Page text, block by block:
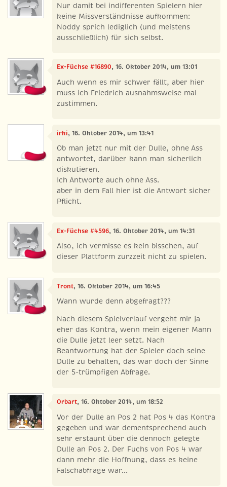
Nur damit bei indifferenten Spielern hier
keine Missverständnisse aufkommen:
Noddy sprich lediglich (und meistens
ausschließlich) für sich selbst.
Ex-Füchse #16890, 16. Oktober 2014, um 13:01
Auch wenn es mir schwer fällt, aber hier
muss ich Friedrich ausnahmsweise mal
zustimmen.
irki, 16. Oktober 2014, um 13:41
Ob man jetzt nur mit der Dulle, ohne Ass
antwortet, darüber kann man sicherlich
diskutieren.
Ich Antworte auch ohne Ass.
aber in dem Fall hier ist die Antwort sicher
Pflicht.
Ex-Füchse #4596, 16. Oktober 2014, um 14:31
Also, ich vermisse es kein bisschen, auf
dieser Plattform zurzzeit nicht zu spielen.
Tront, 16. Oktober 2014, um 16:45
Wann wurde denn abgefragt???
Nach diesem Spielverlauf vergeht mir ja
eher das Kontra, wenn mein eigener Mann
die Dulle jetzt leer setzt. Nach
Beantwortung hat der Spieler doch seine
Dulle zu behalten, das war doch der Sinne
der 5-trümpfigen Abfrage.
Orbart, 16. Oktober 2014, um 18:52
Vor der Dulle an Pos 2 hat Pos 4 das Kontra
gegeben und war dementsprechend auch
sehr erstaunt über die dennoch gelegte
Dulle an Pos 2. Der Fuchs von Pos 4 war
dann mehr die Hoffnung, dass es keine
Falschabfrage war...